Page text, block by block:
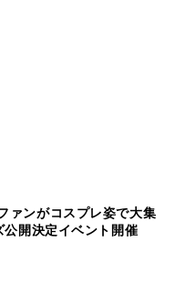
ァンがコスプレ姿で大集
公開決定イベント開催